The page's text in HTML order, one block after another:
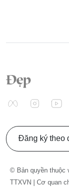
Đăng ký theo
© Bản quyền thuộc
TTXVN | Cơ quan